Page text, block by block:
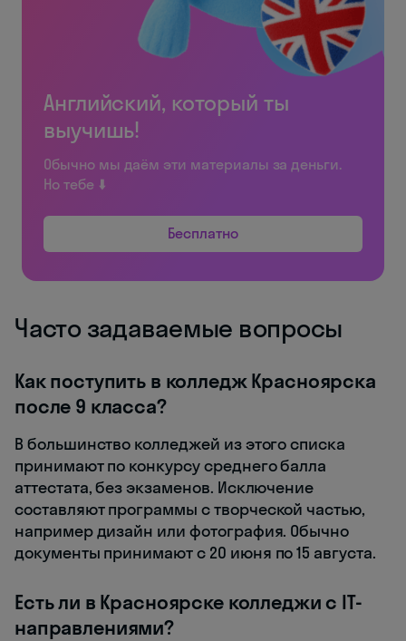
Английский, который ты
выучишь!
Обычно мы даём эти материалы за деньги.
Но тебе ⬇️
Бесплатно
Часто задаваемые вопросы
Как поступить в колледж Красноярска
после 9 класса?
В большинство колледжей из этого списка
принимают по конкурсу среднего балла
аттестата, без экзаменов. Исключение
составляют программы с творческой частью,
например дизайн или фотография. Обычно
документы принимают с 20 июня по 15 августа.
Есть ли в Красноярске колледжи с IT-
направлениями?